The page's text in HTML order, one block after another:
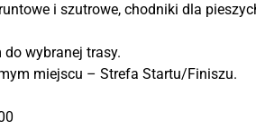
i szutrowe, chodniki dla
wybranej trasy.
miejscu – Strefa Startu/Finiszu.